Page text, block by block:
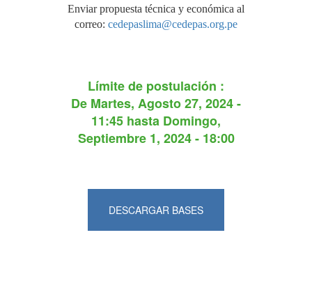
Enviar propuesta técnica y económica al
correo: cedepaslima@cedepas.org.pe
Límite de postulación :
De Martes, Agosto 27, 2024 -
11:45 hasta Domingo,
Septiembre 1, 2024 - 18:00
DESCARGAR BASES